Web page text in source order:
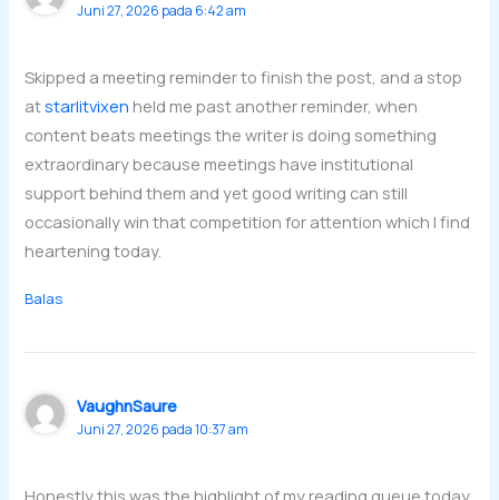
Juni 27, 2026 pada 6:42 am
Skipped a meeting reminder to finish the post, and a stop
atstarlitvixen held me past another reminder, when
content beats meetings the writer is doing something
extraordinary because meetings have institutional
support behind them and yet good writing can still
occasionally win that competition for attention which I find
heartening today.
Balas
VaughnSaure
Juni 27, 2026 pada 10:37 am
Honestly this was the highlight of my reading queue today,